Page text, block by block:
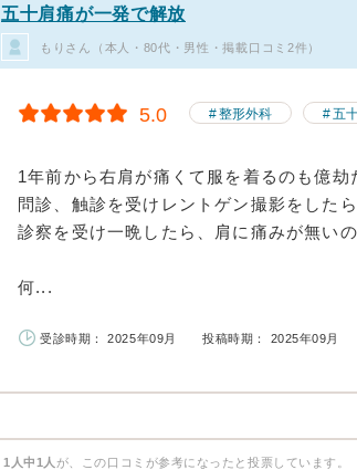
五十肩痛が一発で解放
もりさん（本人・80代・男性・掲載口コミ2件）
5.0 整形外科 五
1年前から右肩が痛くて服を着るのも億劫
問診、触診を受けレントゲン撮影をした
診察を受け一晩したら、肩に痛みが無いの
何...
受診時期： 2025年09月 投稿時期： 2025年09月
1人中1人 が、この口コミが参考になったと投票しています。